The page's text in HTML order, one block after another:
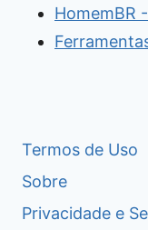
HomemBR
Termos de Uso
Sobre
Privacidade e